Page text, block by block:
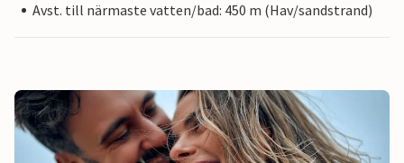
Avst. till närmaste vatten/bad: 450 m (Hav/sandstrand)